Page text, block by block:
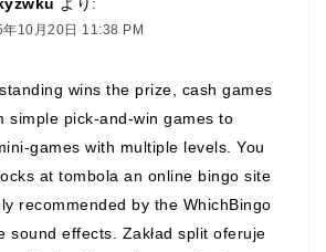
より:
10月20日 11:38 PM
wins the prize, cash games
simple pick-and-win games to
games with multiple levels. You
at tombola an online bingo site
recommended by the WhichBingo
sound effects. Zakład split oferuje